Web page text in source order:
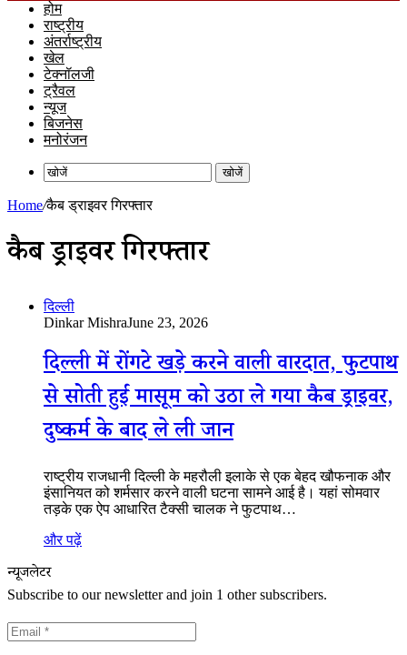
होम
राष्ट्रीय
अंतर्राष्ट्रीय
खेल
टेक्नॉलजी
ट्रैवल
न्यूज
बिजनेस
मनोरंजन
खोजें
Home/कैब ड्राइवर गिरफ्तार
कैब ड्राइवर गिरफ्तार
दिल्ली
Dinkar MishraJune 23, 2026
दिल्ली में रोंगटे खड़े करने वाली वारदात, फुटपाथ
से सोती हुई मासूम को उठा ले गया कैब ड्राइवर,
दुष्कर्म के बाद ले ली जान
राष्ट्रीय राजधानी दिल्ली के महरौली इलाके से एक बेहद खौफनाक और
इंसानियत को शर्मसार करने वाली घटना सामने आई है। यहां सोमवार
तड़के एक ऐप आधारित टैक्सी चालक ने फुटपाथ…
और पढ़ें
न्यूजलेटर
Subscribe to our newsletter and join 1 other subscribers.